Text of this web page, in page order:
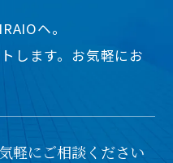
ヘ。
します。お気軽にお
軽にご相談ください